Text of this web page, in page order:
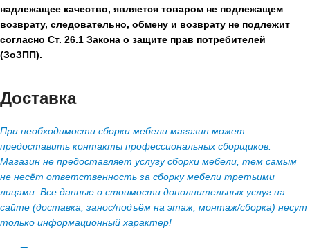
надлежащее качество, является товаром не подлежащем
возврату, следовательно, обмену и возврату не подлежит
согласно Ст. 26.1 Закона о защите прав потребителей
(ЗоЗПП).
Доставка
При необходимости сборки мебели магазин может
предоставить контакты профессиональных сборщиков.
Магазин не предоставляет услугу сборки мебели, тем самым
не несёт ответственность за сборку мебели третьими
лицами. Все данные о стоимости дополнительных услуг на
сайте (доставка, занос/подъём на этаж, монтаж/сборка) несут
только информационный характер!